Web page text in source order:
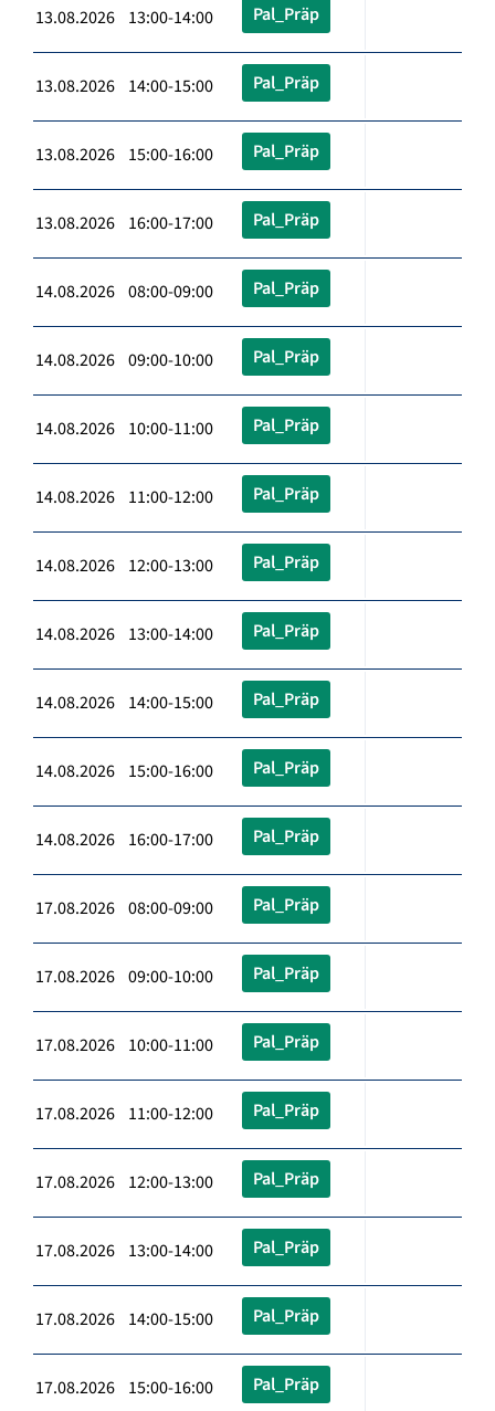
13.08.2026 13:00-14:00 Pal_Präp
13.08.2026 14:00-15:00 Pal_Präp
13.08.2026 15:00-16:00 Pal_Präp
13.08.2026 16:00-17:00 Pal_Präp
14.08.2026 08:00-09:00 Pal_Präp
14.08.2026 09:00-10:00 Pal_Präp
14.08.2026 10:00-11:00 Pal_Präp
14.08.2026 11:00-12:00 Pal_Präp
14.08.2026 12:00-13:00 Pal_Präp
14.08.2026 13:00-14:00 Pal_Präp
14.08.2026 14:00-15:00 Pal_Präp
14.08.2026 15:00-16:00 Pal_Präp
14.08.2026 16:00-17:00 Pal_Präp
17.08.2026 08:00-09:00 Pal_Präp
17.08.2026 09:00-10:00 Pal_Präp
17.08.2026 10:00-11:00 Pal_Präp
17.08.2026 11:00-12:00 Pal_Präp
17.08.2026 12:00-13:00 Pal_Präp
17.08.2026 13:00-14:00 Pal_Präp
17.08.2026 14:00-15:00 Pal_Präp
17.08.2026 15:00-16:00 Pal_Präp